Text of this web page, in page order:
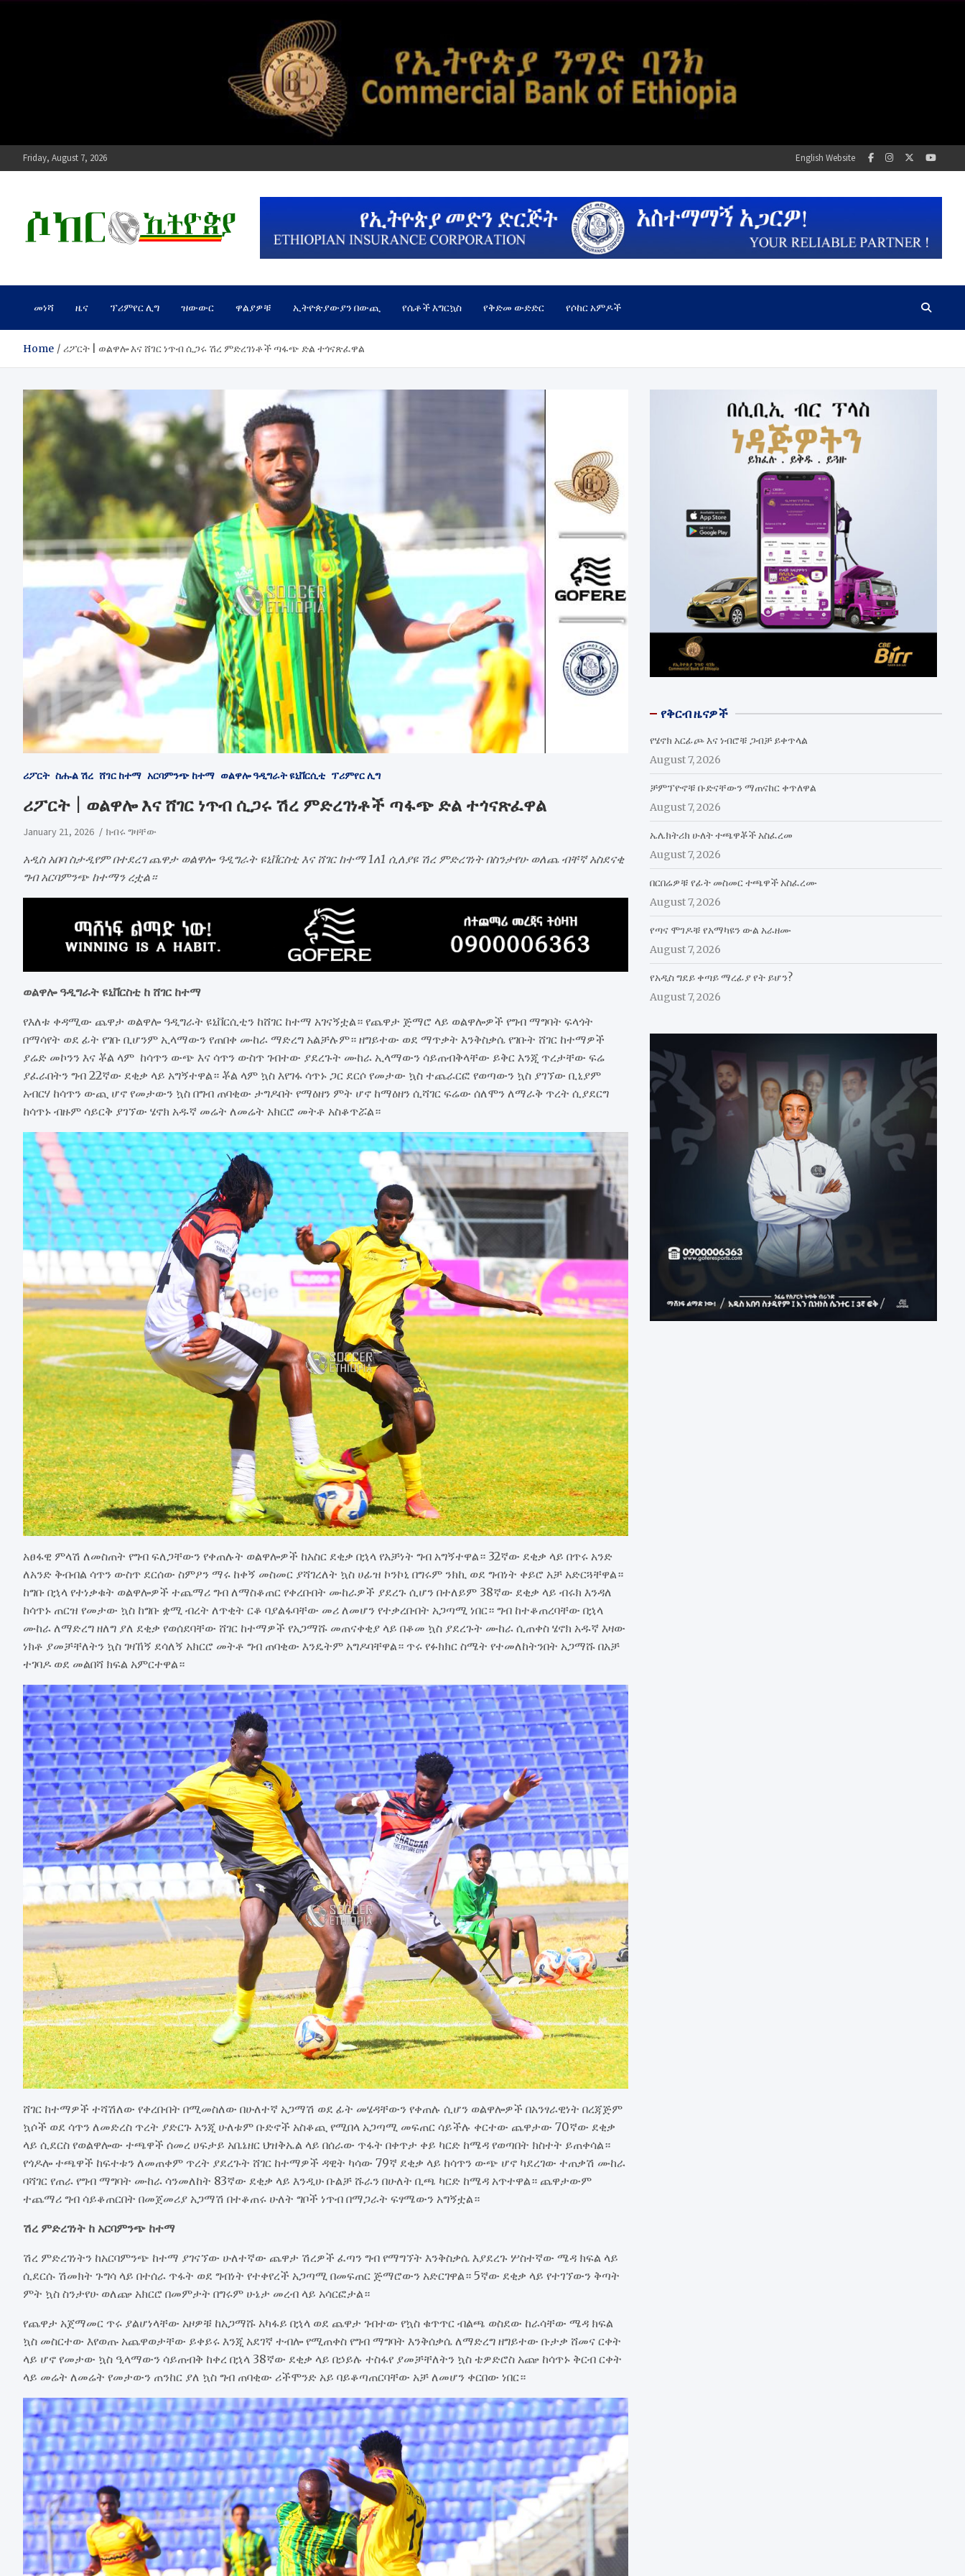
Friday, August 7, 2026 English Website
ሶከር ኢትዮጵያ
መነሻ ዜና ፕሪምየር ሊግ ዝውውር ዋልያዎቹ ኢትዮጵያውያን በውጪ የሴቶች እግርኳስ የቅድመ ውድድር የሶከር አምዶች
Home ሪፖርት | ወልዋሎ እና ሸገር ነጥብ ሲጋሩ ሽረ ምድረገነቶች ጣፋጭ ድል ተጎናጽፈዋል
ሪፖርት ስሑል ሽረ ሸገር ከተማ አርባምንጭ ከተማ ወልዋሎ ዓዲግራት ዩኒቨርሲቲ ፕሪምየር ሊግ
ሪፖርት | ወልዋሎ እና ሸገር ነጥብ ሲጋሩ ሽረ ምድረገነቶች ጣፋጭ ድል ተጎናጽፈዋል
January 21, 2026 ክብሩ ግዛቸው
አዲስ አበባ ስታዲየም በተደረገ ጨዋታ ወልዋሎ ዓዲግራት ዩኒቨርስቲ እና ሸገር ከተማ 1ለ1 ሲለያዩ ሽረ ምድረገነት በስንታየሁ ወለጨ ብቸኛ አስደናቂ
ግብ አርባምንጭ ከተማን ረቷል።
ወልዋሎ ዓዲግራት ዩኒቨርስቲ ከ ሸገር ከተማ
የእለቱ ቀዳሚው ጨዋታ ወልዋሎ ዓዲግራት ዩኒቨርሲቲን ከሸገር ከተማ አገናኝቷል። የጨዋታ ጅማሮ ላይ ወልዋሎዎች የግብ ማግባት ፍላጎት
በማሳየት ወደ ፊት የገቡ ቢሆንም ኢላማውን የጠበቀ ሙከራ ማድረግ አልቻሉም። ዘግይተው ወደ ማጥቃት እንቅስቃሴ የገቡት ሸገር ከተማዎች
ያሬድ መኮንን እና ቾል ላም ከሳጥን ውጭ እና ሳጥን ውስጥ ገብተው ያደረጉት ሙከራ ኢላማውን ሳይጠብቅላቸው ይቅር እንጂ ጥረታቸው ፍሬ
ያፈራበትን ግብ 22ኛው ደቂቃ ላይ አግኝተዋል። ቾል ላም ኳስ እየገፋ ሳጥኑ ጋር ደርሶ የመታው ኳስ ተጨራርፎ የወጣውን ኳስ ያገኘው ቢኒያም
አብርሃ ከሳጥን ውጪ ሆኖ የመታውን ኳስ በግብ ጠባቂው ታግዶበት የማዕዘን ምት ሆኖ ከማዕዘን ሲሻገር ፍሬው ሰለሞን ለማራቅ ጥረት ሲያደርግ
ከሳጥኑ ብዙም ሳይርቅ ያገኘው ሄኖክ አዱኛ መሬት ለመሬት አክርሮ መትቶ አስቆጥሯል።
አፀፋዊ ምላሽ ለመስጠት የግብ ፍለጋቸውን የቀጠሉት ወልዋሎዎች ከአስር ደቂቃ በኋላ የአቻነት ግብ አግኝተዋል። 32ኛው ደቂቃ ላይ በጥሩ አንድ
ለአንድ ቅብብል ሳጥን ውስጥ ደርሰው ስምዖን ማሩ ከቀኝ መስመር ያሻገረለት ኳስ ሀፊዝ ኮንኮኒ በግሩም ንክኪ ወደ ግብነት ቀይሮ አቻ አድርጓቸዋል።
ከግቡ በኋላ የተነቃቁት ወልዋሎዎች ተጨማሪ ግብ ለማስቆጠር የቀረቡበት ሙከራዎች ያደረጉ ሲሆን በተለይም 38ኛው ደቂቃ ላይ ብሩክ እንዳለ
ከሳጥኑ ጠርዝ የመታው ኳስ ከግቡ ቋሚ ብረት ለጥቂት ርቆ ባያልፋባቸው መሪ ለመሆን የተቃረቡበት አጋጣሚ ነበር። ግብ ከተቆጠረባቸው በኋላ
ሙከራ ለማድረግ ዘለግ ያለ ደቂቃ የወሰደባቸው ሸገር ከተማዎች የአጋማሹ መጠናቀቂያ ላይ በቆመ ኳስ ያደረጉት ሙከራ ሲጠቀስ ሄኖክ አዱኛ እዛው
ነክቶ ያመቻቸለትን ኳስ ገዛኸኝ ደሳለኝ አክርሮ መትቶ ግብ ጠባቂው እንዴትም አግዶባቸዋል። ጥሩ የፉክክር ስሜት የተመለከትንበት አጋማሹ በአቻ
ተገባዶ ወደ መልበሻ ክፍል አምርተዋል።
ሸገር ከተማዎች ተሻሽለው የቀረቡበት በሚመስለው በሁለተኛ አጋማሽ ወደ ፊት መሄዳቸውን የቀጠሉ ሲሆን ወልዋሎዎች በአንፃራዊነት በረጃጅም
ኳሶች ወደ ሳጥን ለመድረስ ጥረት ያድርጉ እንጂ ሁለቱም ቡድኖች አስቆጪ የሚበላ አጋጣሚ መፍጠር ሳይችሉ ቀርተው ጨዋታው 70ኛው ደቂቃ
ላይ ሲደርስ የወልዋሎው ተጫዋች ሰመረ ሀፍታይ አቤኔዘር ህዝቅኤል ላይ በሰራው ጥፋት በቀጥታ ቀይ ካርድ ከሜዳ የወጣበት ክስተት ይጠቀሳል።
የጎዶሎ ተጫዋች ከፍተቱን ለመጠቀም ጥረት ያደረጉት ሸገር ከተማዎች ዳዊት ካሳው 79ኛ ደቂቃ ላይ ከሳጥን ውጭ ሆኖ ካደረገው ተጠቃሽ ሙከራ
ባሻገር የጠራ የግብ ማግባት ሙከራ ሳንመለከት 83ኛው ደቂቃ ላይ እንዲሁ ቡልቻ ሹራን በሁለት ቢጫ ካርድ ከሜዳ አጥተዋል። ጨዋታውም
ተጨማሪ ግብ ሳይቆጠርበት በመጀመሪያ አጋማሽ በተቆጠሩ ሁለት ግቦች ነጥብ በማጋራት ፍፃሜውን አግኝቷል።
ሽረ ምድረገነት ከ አርባምንጭ ከተማ
ሽረ ምድረገነትን ከአርባምንጭ ከተማ ያገናኘው ሁለተኛው ጨዋታ ሽረዎች ፈጣን ግብ የማግኘት እንቅስቃሴ እያደረጉ ሦስተኛው ሜዳ ክፍል ላይ
ሲደርሱ ሽመክት ጉግሳ ላይ በተሰራ ጥፋት ወደ ግብነት የተቀየረች አጋጣሚ በመፍጠር ጅማሮውን አድርገዋል። 5ኛው ደቂቃ ላይ የተገኘውን ቅጣት
ምት ኳስ ስንታየሁ ወለጬ አክርሮ በመምታት በግሩም ሁኔታ መረብ ላይ አሳርፎታል።
የጨዋታ አጀማመር ጥሩ ያልሆነላቸው አዞዎቹ ከአጋማሹ አካፋይ በኋላ ወደ ጨዋታ ገብተው የኳስ ቁጥጥር ብልጫ ወስደው ከራሳቸው ሜዳ ክፍል
ኳስ መስርተው እየወጡ አጨዋወታቸው ይቀይሩ እንጂ አደገኛ ተብሎ የሚጠቀስ የግብ ማግባት እንቅሰቃሴ ለማድረግ ዘግይተው ቡታቃ ሸመና ርቀት
ላይ ሆኖ የመታው ኳስ ዒላማውን ሳይጠብቅ ከቀረ በኋላ 38ኛው ደቂቃ ላይ በኃይሉ ተስፋየ ያመቻቸለትን ኳስ ቴዎድሮስ አጬ ከሳጥኑ ቅርብ ርቀት
ላይ መሬት ለመሬት የመታውን ጠንከር ያለ ኳስ ግብ ጠባቂው ሪችሞንድ አይ ባይቆጣጠርባቸው አቻ ለመሆን ቀርበው ነበር።
የቅርብ ዜናዎች
የሄኖክ አርፊጮ እና ነብሮቹ ጋብቻ ይቀጥላል
August 7, 2026
ቻምፕዮኖቹ ቡድናቸውን ማጠናከር ቀጥለዋል
August 7, 2026
ኤሌክትሪክ ሁለት ተጫዋቾች አስፈረመ
August 7, 2026
በርበሬዎቹ የፊት መስመር ተጫዋች አስፈረሙ
August 7, 2026
የጣና ሞገዶቹ የአማካዩን ውል አራዘሙ
August 7, 2026
የአዲስ ግደይ ቀጣይ ማረፊያ የት ይሆን?
August 7, 2026